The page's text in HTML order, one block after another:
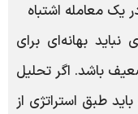
یک معامله اشتباه
بهانه‌ای برای
باشد. اگر تحلیل
طبق استراتژی از